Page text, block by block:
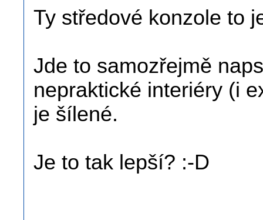
Ty středové konzole to
Jde to samozřejmě
nepraktické interiéry (i
je šílené.
Je to tak lepší? :-D